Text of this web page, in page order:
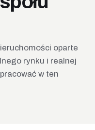
oparte
rynku i realnej
w ten